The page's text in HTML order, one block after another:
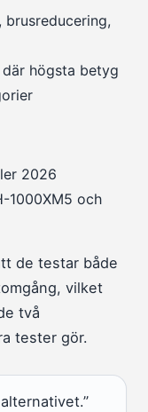
brusreducering,
högsta betyg
2026
1000XM5 och
de testar både
vilket
två
tester gör.